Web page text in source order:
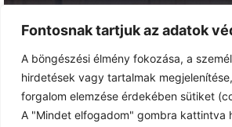
Fontosnak tartjuk az adatok
A böngészési élmény fokozása, a
hirdetések vagy tartalmak
forgalom elemzése érdekében sütiket
A "Mindet elfogadom" gombra kattintva